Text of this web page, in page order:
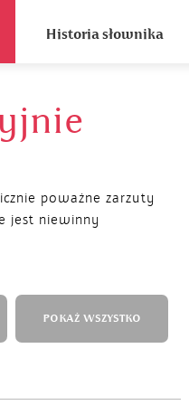
Historia słownika
poważne zarzuty
jest niewinny
POKAŻ WSZYSTKO